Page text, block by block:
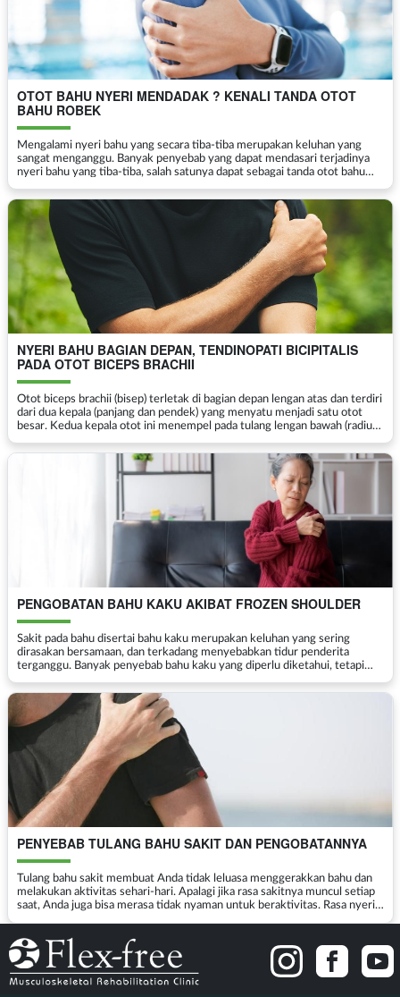
OTOT BAHU NYERI MENDADAK ? KENALI TANDA OTOT
BAHU ROBEK
Mengalami nyeri bahu yang secara tiba-tiba merupakan keluhan yang
sangat menganggu. Banyak penyebab yang dapat mendasari terjadinya
nyeri bahu yang tiba-tiba, salah satunya dapat sebagai tanda otot bahu
NYERI BAHU BAGIAN DEPAN, TENDINOPATI BICIPITALIS
PADA OTOT BICEPS BRACHII
Otot biceps brachii (bisep) terletak di bagian depan lengan atas dan terdiri
dari dua kepala (panjang dan pendek) yang menyatu menjadi satu otot
besar. Kedua kepala otot ini menempel pada tulang lengan bawah (radius).
PENGOBATAN BAHU KAKU AKIBAT FROZEN SHOULDER
Sakit pada bahu disertai bahu kaku merupakan keluhan yang sering
dirasakan bersamaan, dan terkadang menyebabkan tidur penderita
terganggu. Banyak penyebab bahu kaku yang diperlu diketahui, tetapi
PENYEBAB TULANG BAHU SAKIT DAN PENGOBATANNYA
Tulang bahu sakit membuat Anda tidak leluasa menggerakkan bahu dan
melakukan aktivitas sehari-hari. Apalagi jika rasa sakitnya muncul setiap
saat, Anda juga bisa merasa tidak nyaman untuk beraktivitas. Rasa nyeri